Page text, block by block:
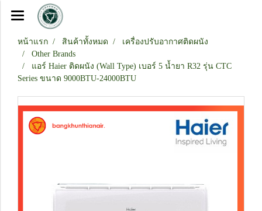
หน้าแรก สินค้าทั้งหมด
เครื่องปรับอากาศติดผนัง
Other Brands
แอร์ Haier ติดผนัง (Wall Type) เบอร์ 5 น้ำยา R32 รุ่น CTC
Series ขนาด 9000BTU-24000BTU